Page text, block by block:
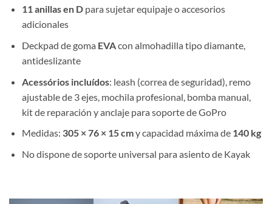
11 anillas en Dpara sujetar equipaje o accesorios
adicionales
Deckpad de goma EVAcon almohadilla tipo diamante,
antideslizante
Acessórios incluídos: leash (correa de seguridad), remo
ajustable de 3ejes, mochila profesional, bomba manual,
kitde reparación y anclaje para soporte de GoPro
Medidas: 305 × 76 × 15 cmy capacidad máxima de 140 kg
No dispone de soporte universal para asiento de Kayak